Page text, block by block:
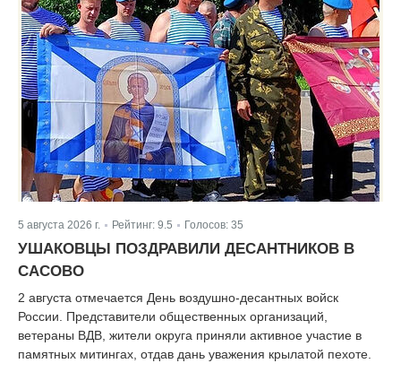
5 августа 2026 г. Рейтинг: 9.5 Голосов: 35
УШАКОВЦЫ ПОЗДРАВИЛИ ДЕСАНТНИКОВ В
САСОВО
2 августа отмечается День воздушно-десантных войск
России. Представители общественных организаций,
ветераны ВДВ, жители округа приняли активное участие в
памятных митингах, отдав дань уважения крылатой пехоте.